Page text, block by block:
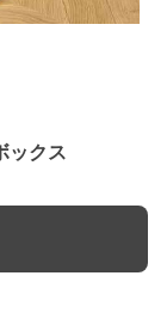
ックス